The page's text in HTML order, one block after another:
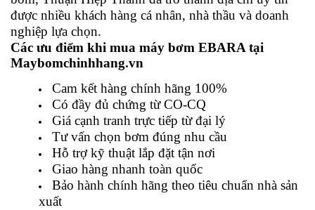
được nhiều khách hàng cá nhân, nhà thầu và doanh
nghiệp lựa chọn.
Các ưu điểm khi mua máy bơm EBARA tại
Maybomchinhhang.vn
Cam kết hàng chính hãng 100%
Có đầy đủ chứng từ CO-CQ
Giá cạnh tranh trực tiếp từ đại lý
Tư vấn chọn bơm đúng nhu cầu
Hỗ trợ kỹ thuật lắp đặt tận nơi
Giao hàng nhanh toàn quốc
Bảo hành chính hãng theo tiêu chuẩn nhà sản
xuất